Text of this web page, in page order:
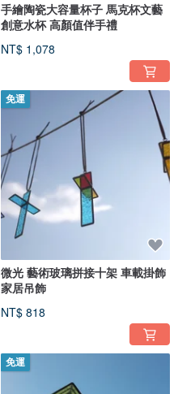
手繪陶瓷大容量杯子 馬克杯文藝
創意水杯 高顏值伴手禮
NT$ 1,078
免運
微光 藝術玻璃拼接十架 車載掛飾
家居吊飾
NT$ 818
免運